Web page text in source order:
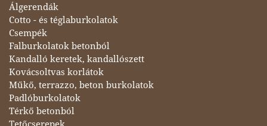
Álgerendák
Cotto - és téglaburkolatok
Csempék
Falburkolatok betonból
Kandalló keretek, kandallószett
Kovácsoltvas korlátok
Műkő, terrazzo, beton burkolatok
Padlóburkolatok
Térkő betonból